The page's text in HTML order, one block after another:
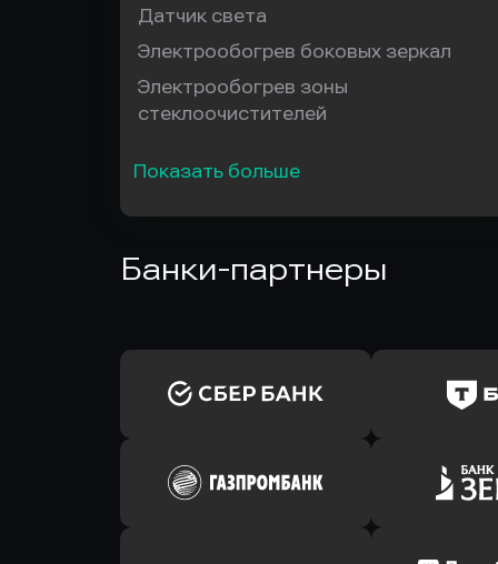
Датчик света
Электрообогрев боковых зеркал
Электрообогрев зоны
стеклоочистителей
Показать больше
Банки-партнеры
Оправить заявку
в Сбербанк
в Т-Банк